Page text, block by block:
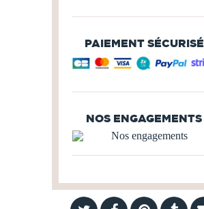
PAIEMENT SÉCURISÉ
NOS ENGAGEMENTS